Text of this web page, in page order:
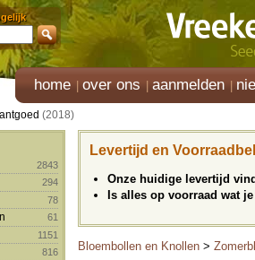
home over ons aanmelden
(2018)
2843
294
78
61
1151
816
Levertijd en
Onze huidige levertijd
Is alles op voorraad wat
Bloembollen en Knollen >